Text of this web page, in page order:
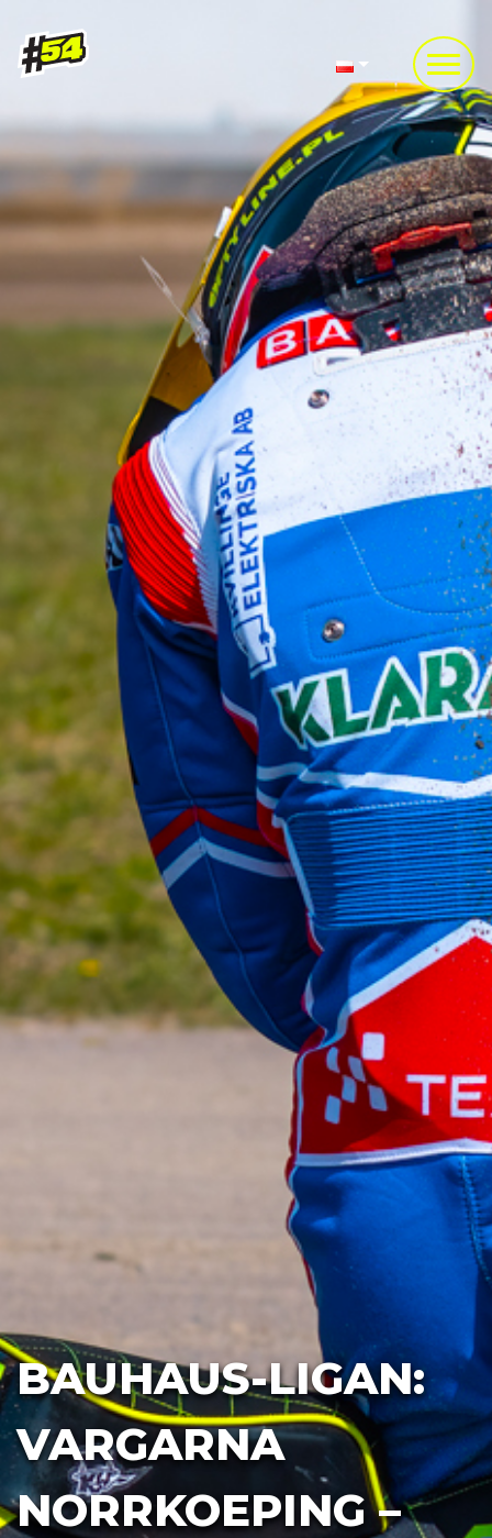
BAUHAUS-LIGAN:
VARGARNA
NORRKOEPING –